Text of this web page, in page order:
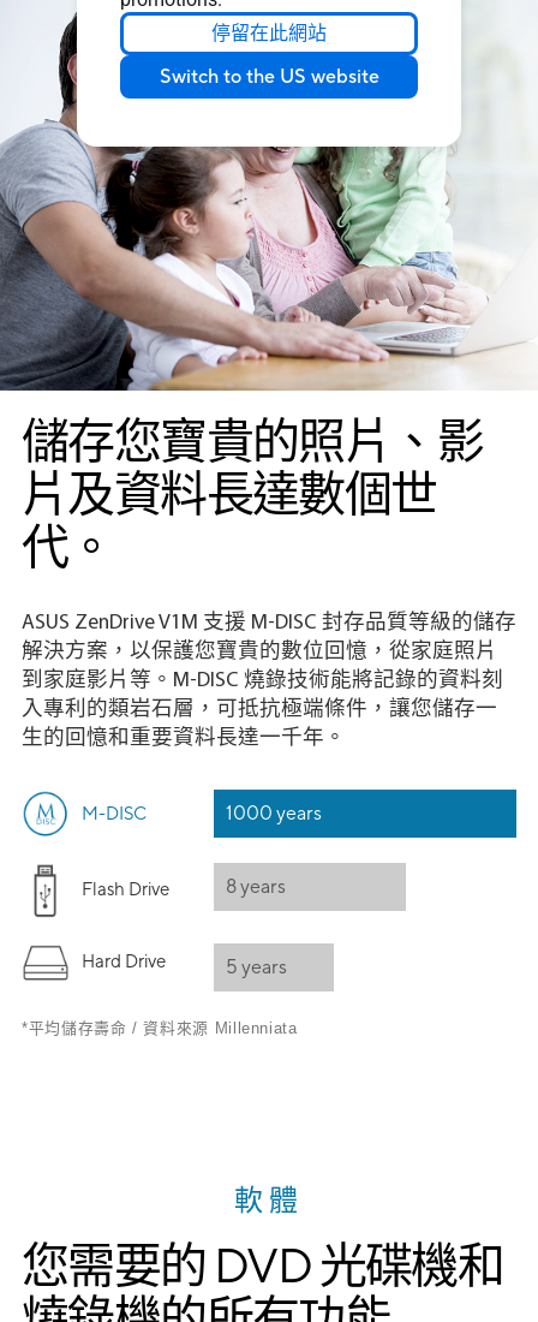
停留在此網站
Switch to the US website
儲存您寶貴的照片、影
片及資料長達數個世
代。
ASUS ZenDrive V1M 支援 M-DISC 封存品質等級的儲存
解決方案，以保護您寶貴的數位回憶，從家庭照片
到家庭影片等。M-DISC 燒錄技術能將記錄的資料刻
入專利的類岩石層，可抵抗極端條件，讓您儲存一
生的回憶和重要資料長達一千年。
M-DISC 1000 years
Flash Drive 8 years
Hard Drive 5 years
*平均儲存壽命 / 資料來源 Millenniata
軟體
您需要的 DVD 光碟機和